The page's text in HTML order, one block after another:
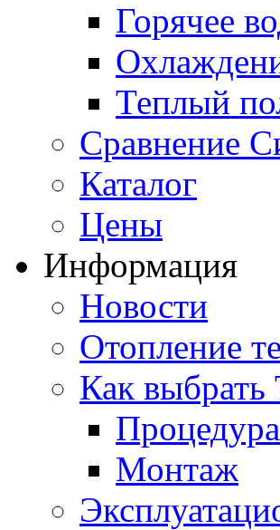
Горячее
Теплый
Сравнение
Каталог
Цены
Информация
Новости
Отопление
Как
Процедура
Монтаж